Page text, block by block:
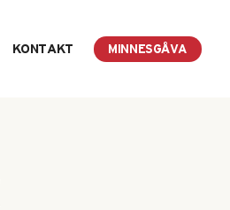
KONTAKT MINNESGÅVA